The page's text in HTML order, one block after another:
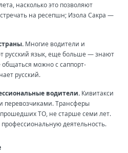
насколько это позволяют
на ресепшн; Изола Сакра —
Многие водители и
русский язык, еще больше — знают
можно с саппорт-
русский.
водители. Кивитакси
перевозчиками. Трансферы
ТО, не старше семи лет.
деятельность.